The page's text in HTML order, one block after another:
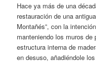
Hace ya más de una
restauración de una
Montañés”, con la
manteniendo los muros
estructura interna de
en desuso, añadiéndole